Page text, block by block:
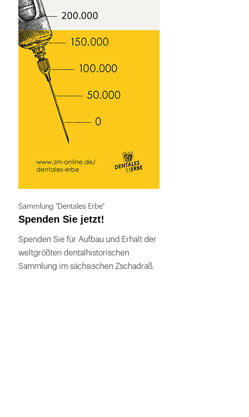
Sammlung "Dentales Erbe"
Spenden Sie jetzt!
Spenden Sie für Aufbau und Erhalt der
weltgrößten dentalhistorischen
Sammlung im sächsischen Zschadraß.